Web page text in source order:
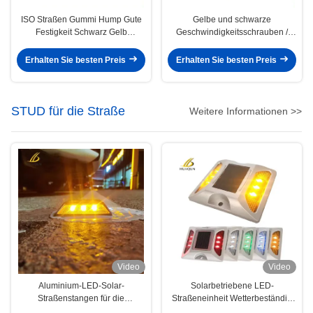
ISO Straßen Gummi Hump Gute
Festigkeit Schwarz Gelb
Erhalten Sie besten Preis
Gelbe und schwarze
Geschwindigkeitsschrauben /
individuell
Erhalten Sie besten Preis
STUD für die Straße Weitere Informationen >>
Video
Aluminium-LED-Solar-
Straßenstangen für die
Video
Solarbetriebene LED-
Straßeneinheit Wetterbeständig